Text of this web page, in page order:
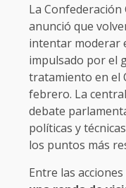
La Confederación
anunció que
intentar moderar
impulsado por el
tratamiento en el
febrero. La
debate
políticas y
los puntos más
Entre las